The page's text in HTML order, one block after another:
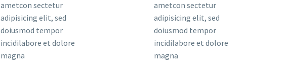
ametcon sectetur
adipisicing elit, sed
doiusmod tempor
incidilabore et dolore
magna
ametcon sectetur
adipisicing elit, sed
doiusmod tempor
incidilabore et dolore
magna